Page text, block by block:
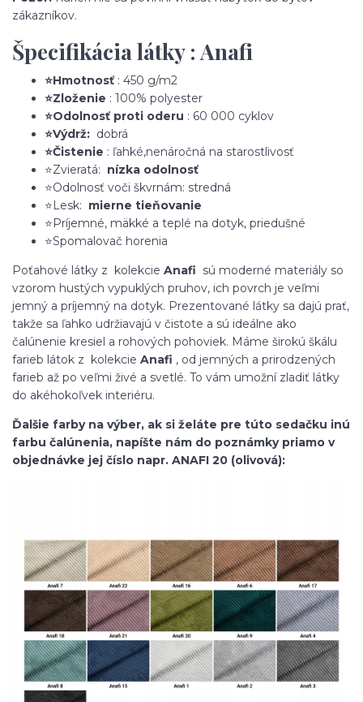
zákazníkov.
Špecifikácia látky : Anafi
⭐Hmotnosť : 450 g/m2
⭐Zloženie : 100% polyester
⭐Odolnosť proti oderu : 60 000 cyklov
⭐Výdrž: dobrá
⭐Čistenie : ľahké,nenáročná na starostlivosť
⭐Zvieratá: nízka odolnosť
⭐Odolnosť voči škvrnám: stredná
⭐Lesk: mierne tieňovanie
⭐Príjemné, mäkké a teplé na dotyk, priedušné
⭐Spomalovač horenia
Poťahové látky z kolekcie Anafi sú moderné materiály so
vzorom hustých vypuklých pruhov, ich povrch je veľmi
jemný a príjemný na dotyk. Prezentované látky sa dajú prať,
takže sa ľahko udržiavajú v čistote a sú ideálne ako
čalúnenie kresiel a rohových pohoviek. Máme širokú škálu
farieb látok z kolekcie Anafi , od jemných a prirodzených
farieb až po veľmi živé a svetlé. To vám umožní zladiť látky
do akéhokoľvek interiéru.
Ďalšie farby na výber, ak si želáte pre túto sedačku inú
farbu čalúnenia, napíšte nám do poznámky priamo v
objednávke jej číslo napr. ANAFI 20 (olivová):